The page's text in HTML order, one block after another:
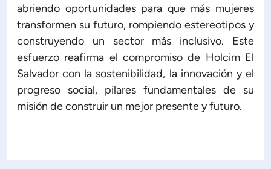
abriendo oportunidades para que más mujeres
transformen su futuro, rompiendo estereotipos y
construyendo un sector más inclusivo. Este
esfuerzo reafirma el compromiso de Holcim El
Salvador con la sostenibilidad, la innovación y el
progreso social, pilares fundamentales de su
misión de construir un mejor presente y futuro.